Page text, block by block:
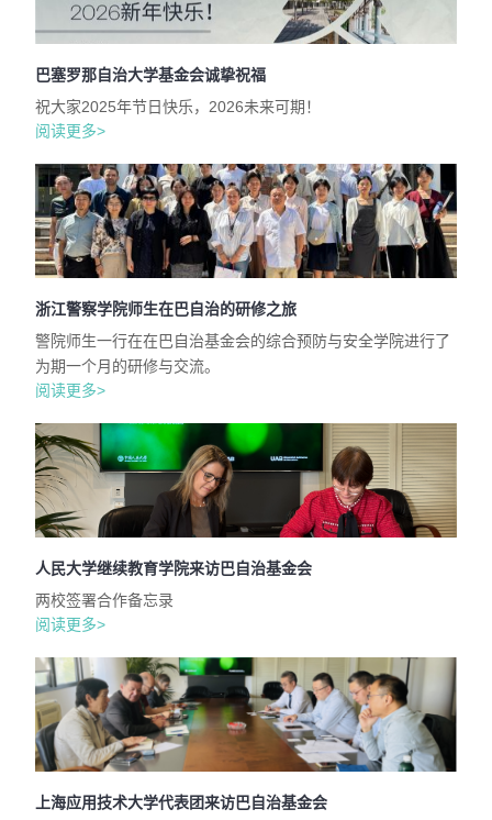
巴塞罗那自治大学基金会诚挚祝福
祝大家2025年节日快乐，2026未来可期！
阅读更多>
浙江警察学院师生在巴自治的研修之旅
警院师生一行在在巴自治基金会的综合预防与安全学院进行了
为期一个月的研修与交流。
阅读更多>
人民大学继续教育学院来访巴自治基金会
两校签署合作备忘录
阅读更多>
上海应用技术大学代表团来访巴自治基金会